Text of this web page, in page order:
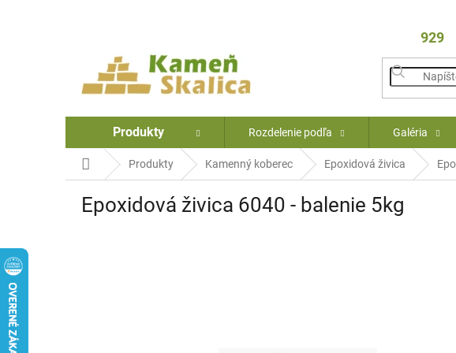
929
Produkty Rozdelenie podľa Galéria
DomovProdukty Kamenný koberec Epoxidová živica
Epoxidová živica 6040 - balenie 5kg